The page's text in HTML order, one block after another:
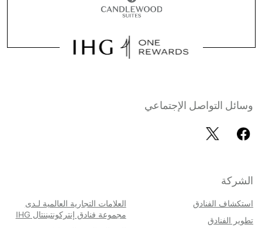
وسائل التواصل الإجتماعي
الشركة
استكشاف الفنادق
العلامات التجارية العالمية لـدى
مجموعة فنادق إنتركونتيننتال IHG
تطوير الفنادق